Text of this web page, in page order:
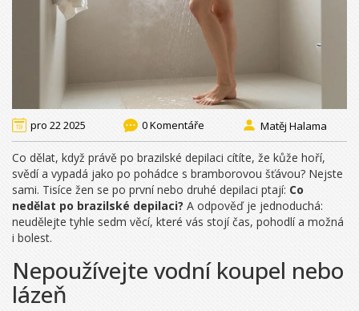
pro 22 2025 0 Komentáře Matěj Halama
Co dělat, když právě po brazilské depilaci cítíte, že kůže hoří,
svědí a vypadá jako po pohádce s bramborovou šťávou? Nejste
sami. Tisíce žen se po první nebo druhé depilaci ptají: Co
nedělat po brazilské depilaci? A odpověď je jednoduchá:
neudělejte tyhle sedm věcí, které vás stojí čas, pohodlí a možná
i bolest.
Nepoužívejte vodní koupel nebo
lázeň